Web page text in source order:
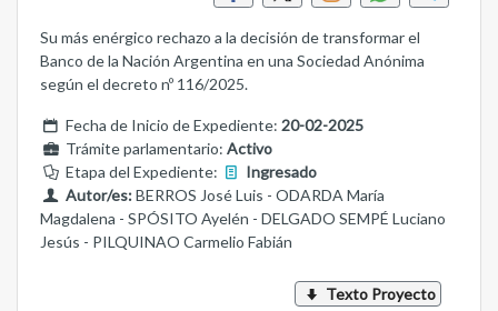
Su más enérgico rechazo a la decisión de transformar el
Banco de la Nación Argentina en una Sociedad Anónima
según el decreto nº 116/2025.
Fecha de Inicio de Expediente: 20-02-2025
Trámite parlamentario: Activo
Etapa del Expediente:
Ingresado
Autor/es:BERROS José Luis - ODARDA María
Magdalena - SPÓSITO Ayelén - DELGADO SEMPÉ Luciano
Jesús - PILQUINAO Carmelio Fabián
Texto Proyecto